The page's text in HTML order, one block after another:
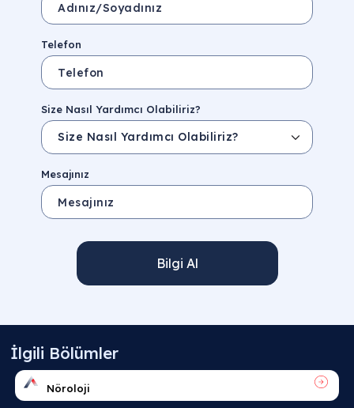
Telefon
Size Nasıl Yardımcı Olabiliriz?
Mesajınız
Bilgi Al